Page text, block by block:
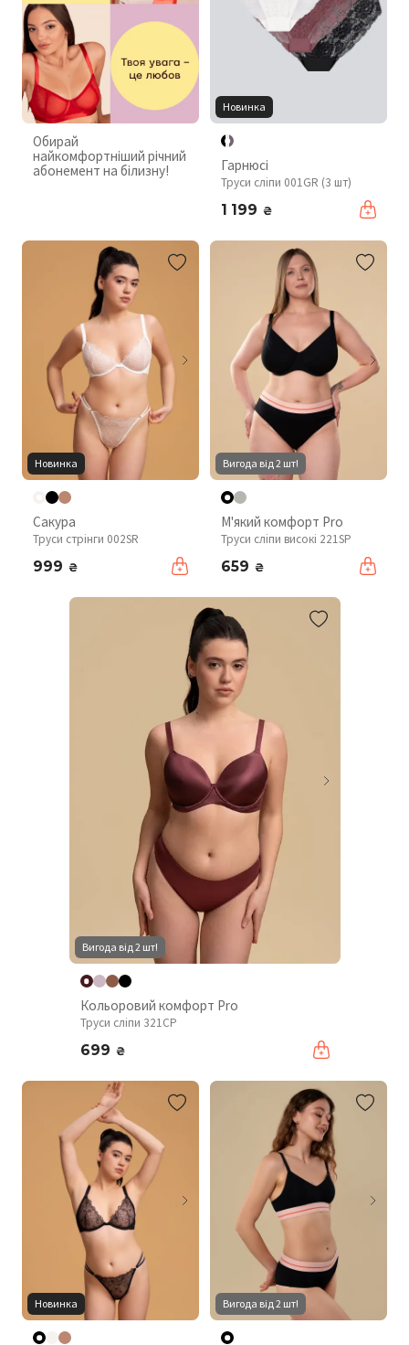
Обирай
найкомфортніший річний
абонемент на білизну!
Новинка
Гарнюсі
Труси сліпи 001GR (3 шт)
1 199 ₴
Новинка
Сакура
Труси стрінги 002SR
999 ₴
Вигода від 2 шт!
М'який комфорт Pro
Труси сліпи високі 221SP
659 ₴
Вигода від 2 шт!
Кольоровий комфорт Pro
Труси сліпи 321CP
699 ₴
Новинка Вигода від 2 шт!